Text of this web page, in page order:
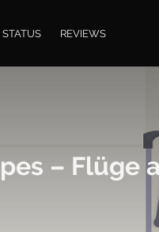
STATUS REVIEWS
– Flüge